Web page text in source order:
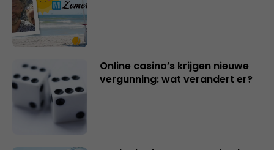
Online casino’s krijgen nieuwe
vergunning: wat verandert er?